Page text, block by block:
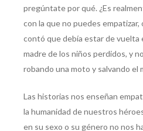
pregúntate por qué. ¿Es
con la que no puedes
contó que debía estar de vuelta
madre de los niños perdidos, y
robando una moto y salvando el
Las historias nos enseñan
la humanidad de nuestros
en su sexo o su género no nos